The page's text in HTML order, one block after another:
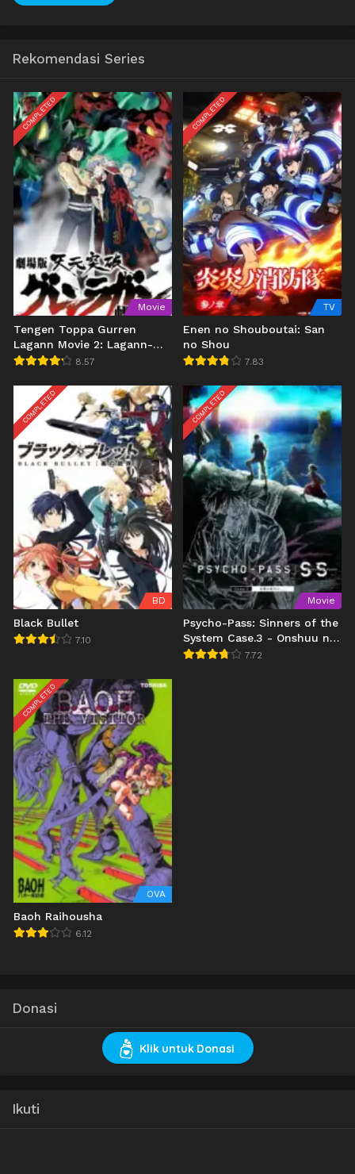
Rekomendasi Series
COMPLETED
Movie
Tengen Toppa Gurren
Lagann Movie 2: Lagann-
hen
8.57
COMPLETED
TV
Enen no Shouboutai: San
no Shou
7.83
COMPLETED
BD
Black Bullet
7.10
COMPLETED
Movie
Psycho-Pass: Sinners of the
System Case.3 - Onshuu no
Kanata ni
7.72
COMPLETED
OVA
Baoh Raihousha
6.12
Donasi
Klik untuk Donasi
Ikuti